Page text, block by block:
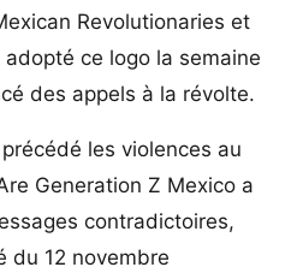
Revolutionaries et
ce logo la semaine
des appels à la révolte.
les violences au
Generation Z Mexico a
contradictoires,
du 12 novembre